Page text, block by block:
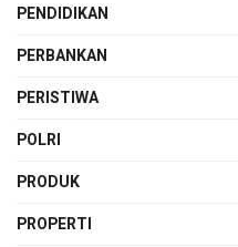
PENDIDIKAN
PERBANKAN
PERISTIWA
POLRI
PRODUK
PROPERTI